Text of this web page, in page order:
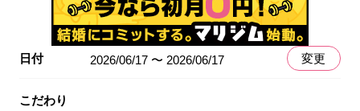
日付 2026/06/17 〜 2026/06/17 変更
こだわり